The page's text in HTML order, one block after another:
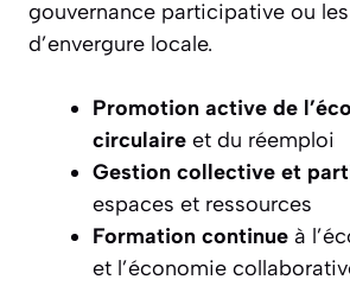
gouvernance participative ou
d’envergure locale.
Promotion active de
circulaire et du réemploi
Gestion collective et
espaces et ressources
Formation continue à
et l’économie